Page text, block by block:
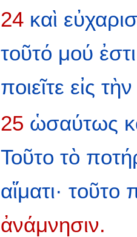
24 καὶ
τοῦτό μού ἐστι
ποιεῖτε εἰς τὴν
25 ὡσαύτως
Τοῦτο τὸ
αἵματι· τοῦτο
ἀνάμνησιν.